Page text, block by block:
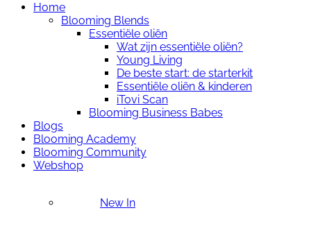
Home
Blooming Blends
Essentiële oliën
Wat zijn essentiële oliën?
Young Living
De beste start: de starterkit
Essentiële oliën & kinderen
iTovi Scan
Blooming Business Babes
Blogs
Blooming Academy
Blooming Community
Webshop
New In